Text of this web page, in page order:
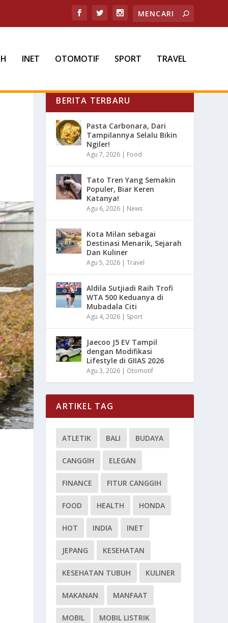
INET OTOMOTIF SPORT TRAVEL
BERITA TERBARU
Pasta Carbonara, Dari
Tampilannya Selalu Bikin
Ngiler!
Agu 7, 2026 | Food
Tato Tren Yang Semakin
Populer, Biar Keren
Katanya!
Agu 6, 2026 | News
Kota Milan sebagai
Destinasi Menarik, Sejarah
Dan Kuliner
Agu 5, 2026 |Travel
Aldila Sutjiadi Raih Trofi
WTA 500 Keduanya di
Mubadala Citi
Agu 4, 2026 | Sport
Jaecoo J5 EV Tampil
dengan Modifikasi
Lifestyle di GIIAS 2026
Agu 3, 2026 | Otomotif
ARTIKEL TAG
ATLETIK BALI BUDAYA
CANGGIH ELEGAN
FINANCE FITUR CANGGIH
FOOD HEALTH HONDA
HOT INDIA INET
JEPANG KESEHATAN
KESEHATAN TUBUH KULINER
MAKANAN MANFAAT
MOBIL MOBIL LISTRIK